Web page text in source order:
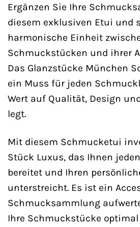
Ergänzen Sie Ihre
diesem exklusiven Etui und
harmonische Einheit
Schmuckstücken und ihrer
Das Glanzstücke München
ein Muss für jeden
Wert auf Qualität, Design
legt.
Mit diesem Schmucketui
Stück Luxus, das Ihnen
bereitet und Ihren
unterstreicht. Es ist ein
Schmucksammlung
Ihre Schmuckstücke